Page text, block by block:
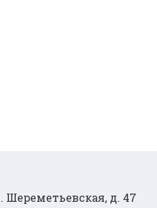
Шереметьевская, д. 47